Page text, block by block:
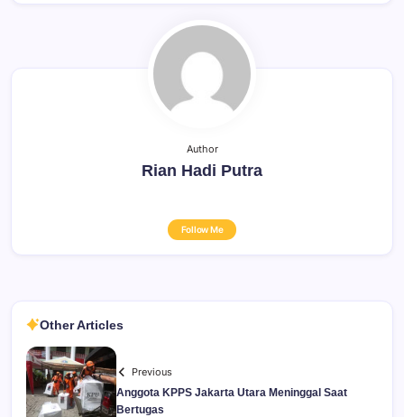
Author
Rian Hadi Putra
Follow Me
Other Articles
Previous
Anggota KPPS Jakarta Utara Meninggal Saat
Bertugas